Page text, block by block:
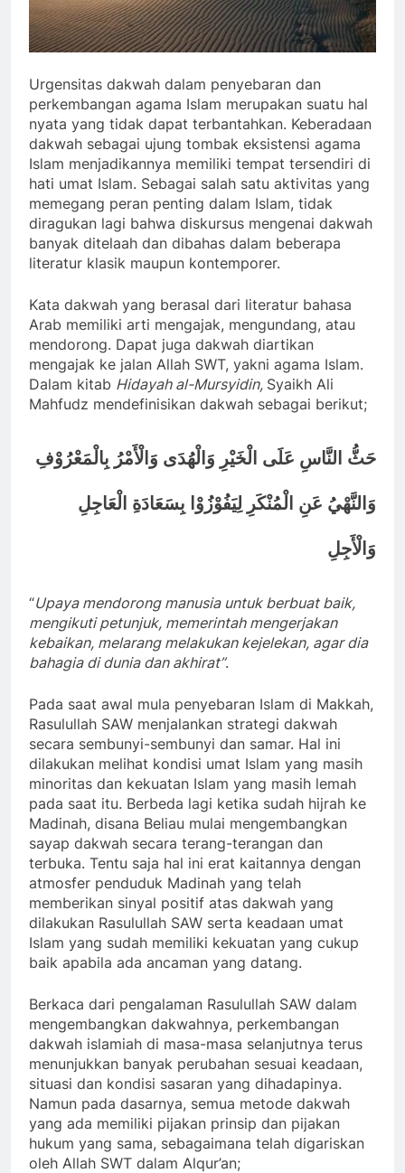
Urgensitas dakwah dalam penyebaran dan
perkembangan agama Islam merupakan suatu hal
nyata yang tidak dapat terbantahkan. Keberadaan
dakwah sebagai ujung tombak eksistensi agama
Islam menjadikannya memiliki tempat tersendiri di
hati umat Islam. Sebagai salah satu aktivitas yang
memegang peran penting dalam Islam, tidak
diragukan lagi bahwa diskursus mengenai dakwah
banyak ditelaah dan dibahas dalam beberapa
literatur klasik maupun kontemporer.
Kata dakwah yang berasal dari literatur bahasa
Arab memiliki arti mengajak, mengundang, atau
mendorong. Dapat juga dakwah diartikan
mengajak ke jalan Allah SWT, yakni agama Islam.
Dalam kitab Hidayah al-Mursyidin, Syaikh Ali
Mahfudz mendefinisikan dakwah sebagai berikut;
حَثُّ النَّاسِ عَلَى الْخَيْرِ وَالْهُدَى وَالْأَمْرُ بِالْمَعْرُوْفِ
وَالنَّهْيُ عَنِ الْمُنْكَرِ لِيَفُوْزُوْا بِسَعَادَةِ الْعَاجِلِ
وَالْأَجِلِ
“Upaya mendorong manusia untuk berbuat baik,
mengikuti petunjuk, memerintah mengerjakan
kebaikan, melarang melakukan kejelekan, agar dia
bahagia di dunia dan akhirat”.
Pada saat awal mula penyebaran Islam di Makkah,
Rasulullah SAW menjalankan strategi dakwah
secara sembunyi-sembunyi dan samar. Hal ini
dilakukan melihat kondisi umat Islam yang masih
minoritas dan kekuatan Islam yang masih lemah
pada saat itu. Berbeda lagi ketika sudah hijrah ke
Madinah, disana Beliau mulai mengembangkan
sayap dakwah secara terang-terangan dan
terbuka. Tentu saja hal ini erat kaitannya dengan
atmosfer penduduk Madinah yang telah
memberikan sinyal positif atas dakwah yang
dilakukan Rasulullah SAW serta keadaan umat
Islam yang sudah memiliki kekuatan yang cukup
baik apabila ada ancaman yang datang.
Berkaca dari pengalaman Rasulullah SAW dalam
mengembangkan dakwahnya, perkembangan
dakwah islamiah di masa-masa selanjutnya terus
menunjukkan banyak perubahan sesuai keadaan,
situasi dan kondisi sasaran yang dihadapinya.
Namun pada dasarnya, semua metode dakwah
yang ada memiliki pijakan prinsip dan pijakan
hukum yang sama, sebagaimana telah digariskan
oleh Allah SWT dalam Alqur’an;